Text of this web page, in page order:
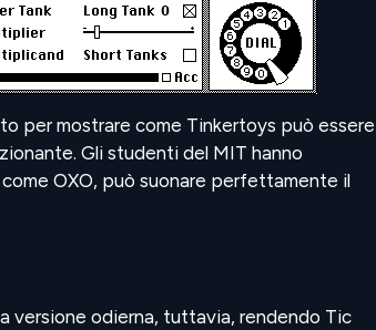
per mostrare come Tinkertoys può essere
Gli studenti del MIT hanno
OXO, può suonare perfettamente il
versione odierna, tuttavia, rendendo Tic